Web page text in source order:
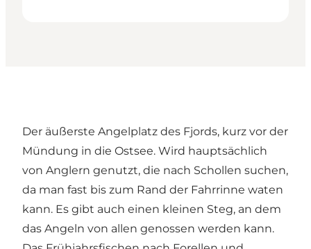
Der äußerste Angelplatz des Fjords, kurz vor der
Mündung in die Ostsee. Wird hauptsächlich
von Anglern genutzt, die nach Schollen suchen,
da man fast bis zum Rand der Fahrrinne waten
kann. Es gibt auch einen kleinen Steg, an dem
das Angeln von allen genossen werden kann.